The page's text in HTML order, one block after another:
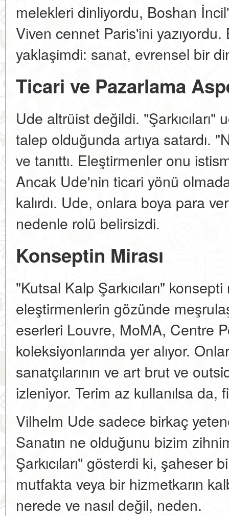
melekleri dinliyordu, Boshan
Viven cennet Paris'ini
yaklaşimdi: sanat, evrensel bir
Ticari ve Pazarlama
Ude altrüist değildi. "Şarkıcıları"
talep olduğunda artıya satardı.
ve tanıttı. Eleştirmenler onu
Ancak Ude'nin ticari yönü
kalırdı. Ude, onlara boya para
nedenle rolü belirsizdi.
Konseptin Mirası
"Kutsal Kalp Şarkıcıları"
eleştirmenlerin gözünde
eserleri Louvre, MoMA, Centre
koleksiyonlarında yer alıyor.
sanatçılarının ve art brut ve
izleniyor. Terim az kullanılsa da,
Vilhelm Ude sadece birkaç
Sanatın ne olduğunu bizim
Şarkıcıları" gösterdi ki, şaheser
mutfakta veya bir hizmetkarın
nerede ve nasıl değil, neden.